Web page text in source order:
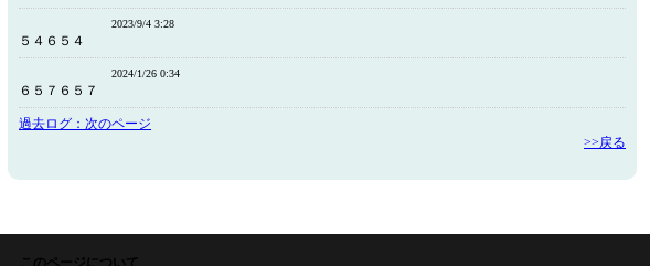
2023/9/4 3:28
５４６５４
2024/1/26 0:34
６５７６５７
過去ログ：次のページ
>>戻る
このページについて